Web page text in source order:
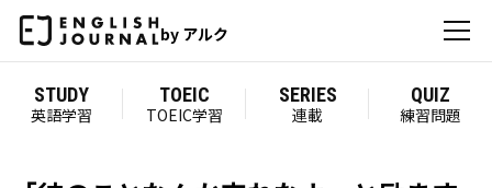
by アルク
STUDY
英語学習
TOEIC
TOEIC学習
SERIES
連載
QUIZ
練習問題